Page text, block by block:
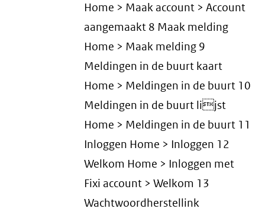
Home > Maak account > Account
aangemaakt 8 Maak melding
Home > Maak melding 9
Meldingen in de buurt kaart
Home > Meldingen in de buurt 10
Meldingen in de buurt lijst
Home > Meldingen in de buurt 11
Inloggen Home > Inloggen 12
Welkom Home > Inloggen met
Fixi account > Welkom 13
Wachtwoordherstellink